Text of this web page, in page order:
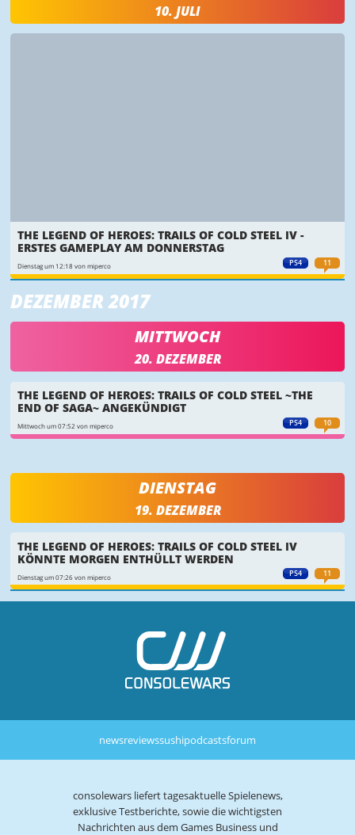
10. JULI
PS4 11
THE LEGEND OF HEROES: TRAILS OF COLD STEEL IV -
ERSTES GAMEPLAY AM DONNERSTAG
Dienstag um 12:18 von miperco
DEZEMBER 2017
MITTWOCH
20. DEZEMBER
PS4 10
THE LEGEND OF HEROES: TRAILS OF COLD STEEL ~THE
END OF SAGA~ ANGEKÜNDIGT
Mittwoch um 07:52 von miperco
DIENSTAG
19. DEZEMBER
PS4 11
THE LEGEND OF HEROES: TRAILS OF COLD STEEL IV
KÖNNTE MORGEN ENTHÜLLT WERDEN
Dienstag um 07:26 von miperco
newsreviewssushipodcastsforum
consolewars liefert tagesaktuelle Spielenews,
exklusive Testberichte, sowie die wichtigsten
Nachrichten aus dem Games Business und